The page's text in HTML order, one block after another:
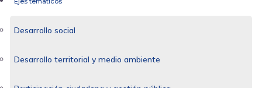
Desarrollo social
Desarrollo territorial y medio ambiente